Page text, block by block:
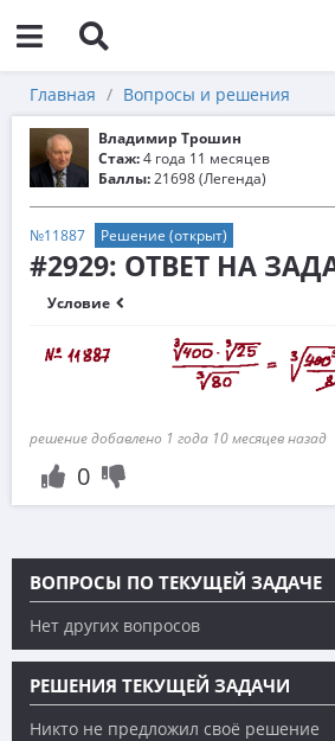
Главная Вопросы и решения
Владимир Трошин
Стаж:4 года 11 месяцев
Баллы:21698 (Легенда)
№11887 Решение (открыт)
#2929: ОТВЕТ НА
Условие
решение добавлено 1 года 10 месяцев назад
0
ВОПРОСЫ ПО ТЕКУЩЕЙ ЗАДАЧЕ
Нет других вопросов
РЕШЕНИЯ ТЕКУЩЕЙ ЗАДАЧИ
Никто не предложил своё решение